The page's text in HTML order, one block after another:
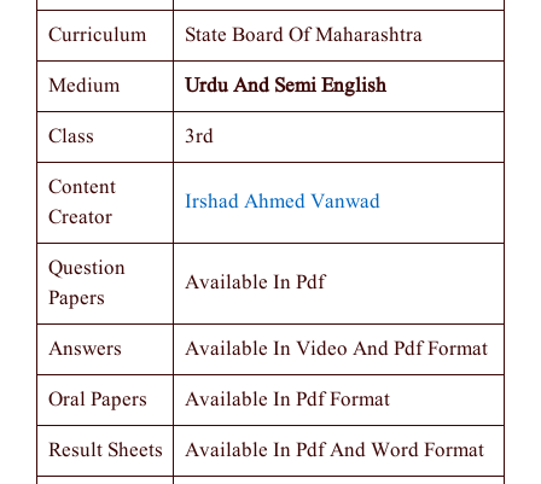
Curriculum
State Board Of Maharashtra
Medium
Urdu And Semi English
Class
3rd
Content
Creator
Irshad Ahmed Vanwad
Question
Papers
Available In Pdf
Answers
Available In Video And Pdf Format
Oral Papers
Available In Pdf Format
Result Sheets
Available In Pdf And Word Format